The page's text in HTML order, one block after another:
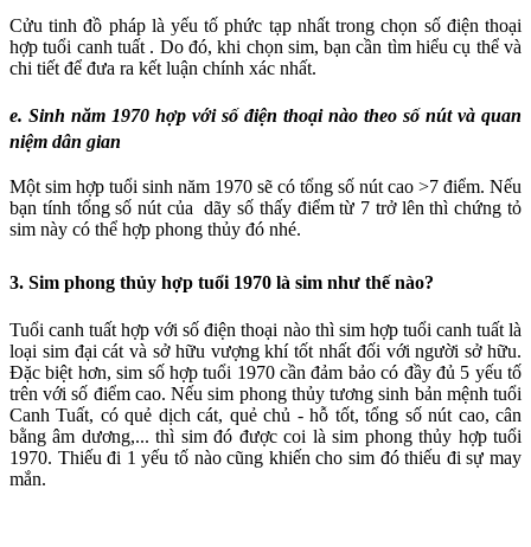
Cửu tinh đồ pháp là yếu tố phức tạp nhất trong chọn số điện thoại
hợp tuổi canh tuất . Do đó, khi chọn sim, bạn cần tìm hiểu cụ thể và
chi tiết để đưa ra kết luận chính xác nhất.
e. Sinh năm 1970 hợp với số điện thoại nào theo số nút và quan
niệm dân gian
Một sim hợp tuổi sinh năm 1970 sẽ có tổng số nút cao >7 điểm. Nếu
bạn tính tổng số nút của dãy số thấy điểm từ 7 trở lên thì chứng tỏ
sim này có thể hợp phong thủy đó nhé.
3. Sim phong thủy hợp tuổi 1970 là sim như thế nào?
Tuổi canh tuất hợp với số điện thoại nào thì sim hợp tuổi canh tuất là
loại sim đại cát và sở hữu vượng khí tốt nhất đối với người sở hữu.
Đặc biệt hơn, sim số hợp tuổi 1970 cần đảm bảo có đầy đủ 5 yếu tố
trên với số điểm cao. Nếu sim phong thủy tương sinh bản mệnh tuổi
Canh Tuất, có quẻ dịch cát, quẻ chủ - hỗ tốt, tổng số nút cao, cân
bằng âm dương,... thì sim đó được coi là sim phong thủy hợp tuổi
1970. Thiếu đi 1 yếu tố nào cũng khiến cho sim đó thiếu đi sự may
mắn.